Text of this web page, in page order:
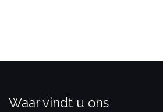
Waar vindt u ons